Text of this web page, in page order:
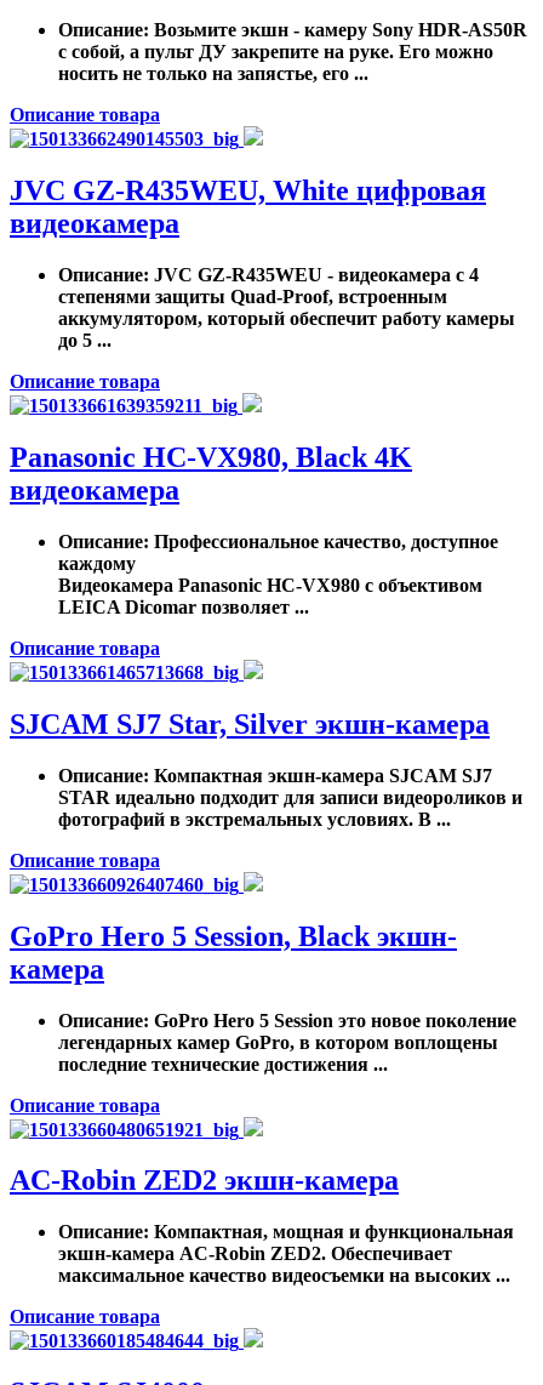
Описание: Возьмите экшн - камеру Sony HDR-AS50R
с собой, а пульт ДУ закрепите на руке. Его можно
носить не только на запястье, его ...
Описание товара
JVC GZ-R435WEU, White цифровая
видеокамера
Описание: JVC GZ-R435WEU - видеокамера с 4
степенями защиты Quad-Proof, встроенным
аккумулятором, который обеспечит работу камеры
до 5 ...
Описание товара
Panasonic HC-VX980, Black 4K
видеокамера
Описание: Профессиональное качество, доступное
каждому
Видеокамера Panasonic HC-VX980 с объективом
LEICA Dicomar позволяет ...
Описание товара
SJCAM SJ7 Star, Silver экшн-камера
Описание: Компактная экшн-камера SJCAM SJ7
STAR идеально подходит для записи видеороликов и
фотографий в экстремальных условиях. В ...
Описание товара
GoPro Hero 5 Session, Black экшн-
камера
Описание: GoPro Hero 5 Session это новое поколение
легендарных камер GoPro, в котором воплощены
последние технические достижения ...
Описание товара
AC-Robin ZED2 экшн-камера
Описание: Компактная, мощная и функциональная
экшн-камера AC-Robin ZED2. Обеспечивает
максимальное качество видеосъемки на высоких ...
Описание товара